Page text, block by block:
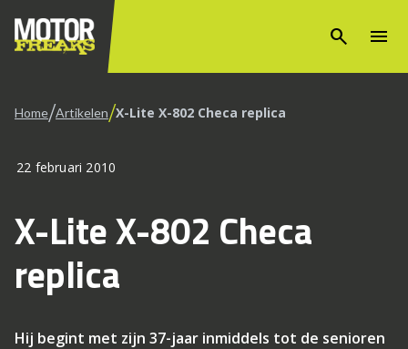
search menu
Home/Artikelen/X-Lite X-802 Checa replica
22 februari 2010
X-Lite X-802 Checa
replica
Hij begint met zijn 37-jaar inmiddels tot de senioren